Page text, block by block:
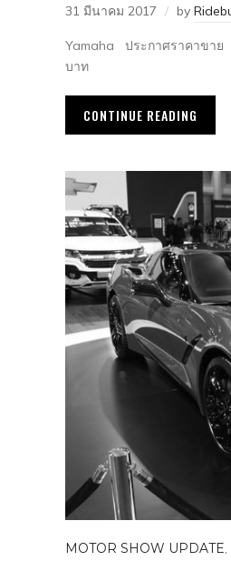
31 มีนาคม 2017 by
Yamaha ประกาศราคาขาย
บาท
CONTINUE READING
MOTOR SHOW UPDATE,